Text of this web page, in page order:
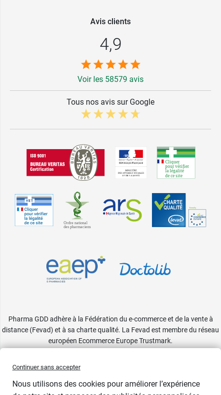
Avis clients
4,9
Voir les 58579 avis
Tous nos avis sur Google
Pharma GDD adhère à la Fédération du e-commerce et de la vente à
distance (Fevad) et à sa charte qualité. La Fevad est membre du réseau
européen Ecommerce Europe Trustmark.
Continuer sans accepter
Nous utilisons des cookies pour améliorer l’expérience